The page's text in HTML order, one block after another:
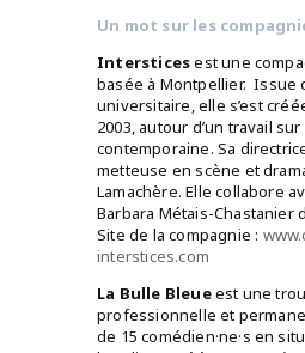
Un mot sur les
Intersticesest une
basée à Montpellier. Issue
universitaire, elle s’est
2003, autour d’un travail sur
contemporaine. Sa
metteuse en scène et
Lamachère. Elle collabore
Barbara Métais-Chastanier
Site de la compagnie :
interstices.com
La Bulle Bleueest une
professionnelle et
de 15 comédien·ne·s en